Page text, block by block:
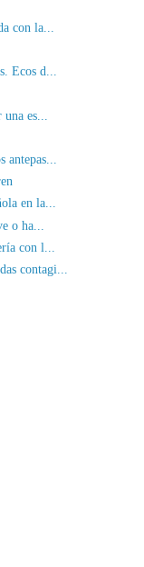
con la...
Ecos d...
es...
en la...
o ha...
con l...
contagi...